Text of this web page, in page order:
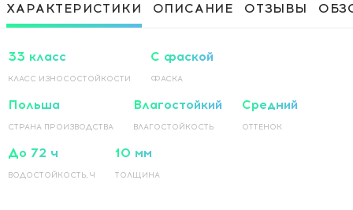
покрытия на основание по прямой
Приклеивание ламинированного
ХАРАКТЕРИСТИКИ ОПИСАНИЕ ОТЗЫВЫ
33 класс
КЛАСС ИЗНОСОСТОЙКОСТИ
С фаской
ФАСКА
Польша
СТРАНА ПРОИЗВОДСТВА
Влагостойкий
ВЛАГОСТОЙКОСТЬ
Средний
ОТТЕНОК
До 72 ч
ВОДОСТОЙКОСТЬ, Ч
10 мм
ТОЛЩИНА